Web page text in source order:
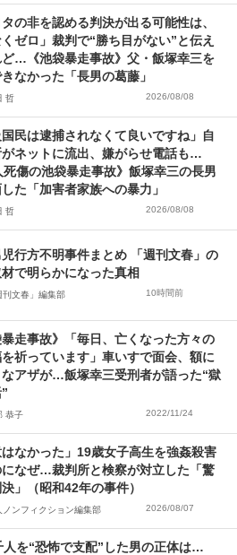
タの非を認める判決が出る可能性は、
ゼロ」裁判で“勝ち目がない”と伝え
ど…《池袋暴走事故》父・飯塚幸三を
なかった「長男の葛藤」
哲 2026/08/08
国民は逮捕されなくて良いですね」自
ネットに流出、嫌がらせ電話も…
死傷の池袋暴走事故》飯塚幸三の長男
た「加害者家族への暴力」
哲 2026/08/08
行方不明事件まとめ 「週刊文春」の
で明らかになった真相
刊文春」編集部 10時間前
暴走事故》「毎日、亡くなった方々の
祈っています」車いすで面会、額に
なアザが…飯塚幸三受刑者が語った“獄
恭子 2022/11/24
はなかった」19歳女子高生を強姦殺害
になぜ…裁判所と検察が対立した「驚
」（昭和42年の事件）
ノンフィクション編集部 2026/08/07
人を“恐怖で支配”した男の正体は…